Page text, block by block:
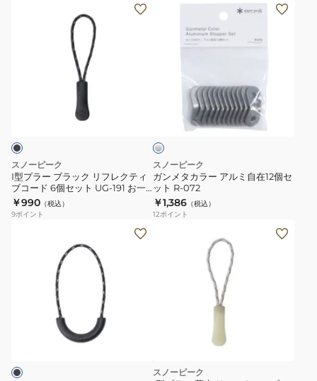
ク
リ
フ
レ
ク
ッ
スノーピーク
I型プラー ブラック リフレクティ
ブコード 6個セット UG-191 お一
人様一点まで
￥990 （税込）
9ポイント
ル
ミ
自
在
12
ル
バ
スノーピーク
ガンメタカラー アルミ自在12個セ
ット R-072
￥1,386 （税込）
12ポイント
ク
スノーピーク